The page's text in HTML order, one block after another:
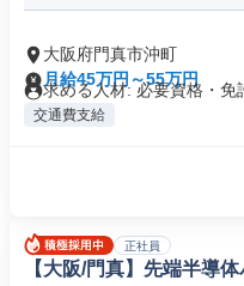
大阪府門真市沖町
月給45万円～55万円
求める人材: 必要資格・免
交通費支給
正社員
【大阪/門真】先端半導